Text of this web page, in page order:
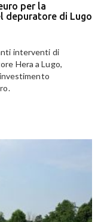
per la
depuratore di Lugo
interventi di
Hera a Lugo,